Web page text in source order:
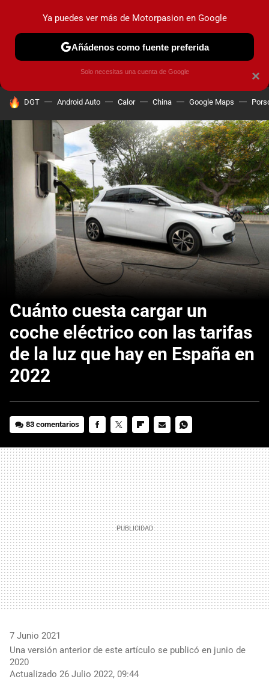
MENÚ NUEVO
COCHES ELÉCTRICOS OBSERVATORIO
HOY SE HABLA DE
DGT Android Auto Calor China Google Maps
Cuánto cuesta cargar un
coche eléctrico con las tarifas
de la luz que hay en España en
2022
83 comentarios
MAIL
7 Junio 2021
Una versión anterior de este artículo se publicó en junio de
2020
Actualizado 26 Julio 2022, 09:44
×
Ya puedes ver más de Motorpasion en Google
Añádenos como fuente preferida
Solo necesitas una cuenta de Google